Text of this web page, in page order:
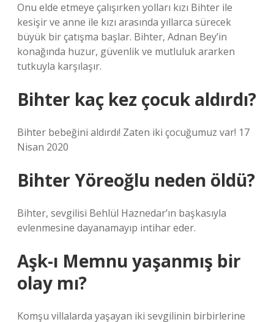
Onu elde etmeye çalışırken yolları kızı Bihter ile
kesişir ve anne ile kızı arasında yıllarca sürecek
büyük bir çatışma başlar. Bihter, Adnan Bey’in
konağında huzur, güvenlik ve mutluluk ararken
tutkuyla karşılaşır.
Bihter kaç kez çocuk aldırdı?
Bihter bebeğini aldırdı! Zaten iki çocuğumuz var! 17
Nisan 2020
Bihter Yöreoğlu neden öldü?
Bihter, sevgilisi Behlül Haznedar’ın başkasıyla
evlenmesine dayanamayıp intihar eder.
Aşk-ı Memnu yaşanmış bir
olay mı?
Komşu villalarda yaşayan iki sevgilinin birbirlerine